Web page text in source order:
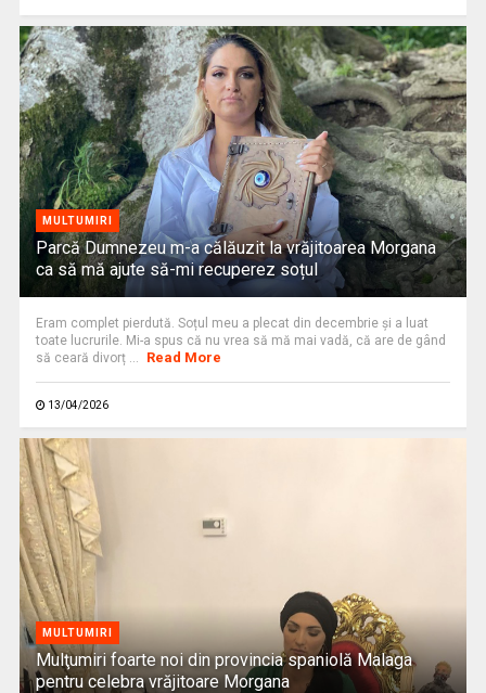
MULTUMIRI
Parcă Dumnezeu m-a călăuzit la vrăjitoarea Morgana
ca să mă ajute să-mi recuperez soțul
Eram complet pierdută. Soțul meu a plecat din decembrie și a luat
toate lucrurile. Mi-a spus că nu vrea să mă mai vadă, că are de gând
să ceară divorț ...
Read More
13/04/2026
MULTUMIRI
Mulţumiri foarte noi din provincia spaniolă Malaga
pentru celebra vrăjitoare Morgana